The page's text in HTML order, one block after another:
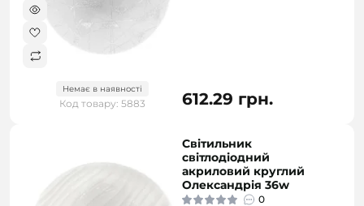
Немає в наявності
Код товару: 5883 612.29 грн.
Світильник
світлодіодний
акриловий круглий
Олександрія 36w
0